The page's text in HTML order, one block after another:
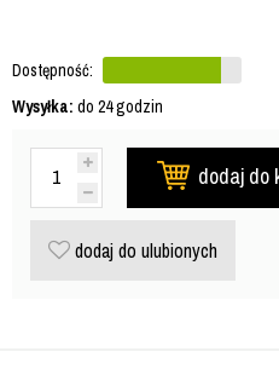
Dostępność:
Wysyłka: do 24 godzin
dodaj do
dodaj do ulubionych